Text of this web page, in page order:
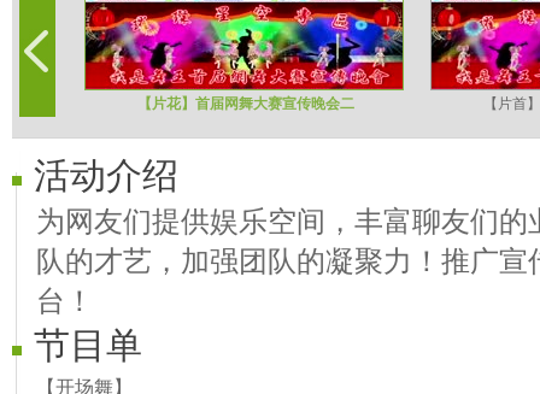
【片花】首届网舞大赛宣传晚会二 【片首
活动介绍
为网友们提供娱乐空间，丰富聊友们
队的才艺，加强团队的凝聚力！推广
台！
节目单
【开场舞】